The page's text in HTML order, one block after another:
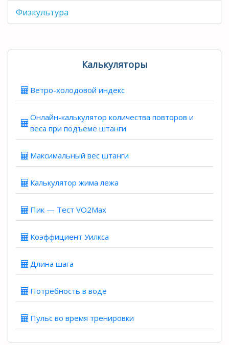
Физкультура
Калькуляторы
Ветро-холодовой индекс
Онлайн-калькулятор количества повторов и
веса при подъеме штанги
Максимальный вес штанги
Калькулятор жима лежа
Пик — Тест VO2Max
Коэффициент Уилкса
Длина шага
Потребность в воде
Пульс во время тренировки